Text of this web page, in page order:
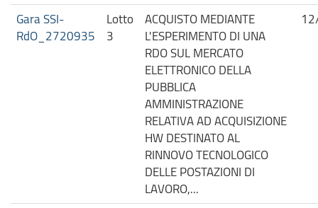
Gara SSI-
RdO_2720935
Lotto
3
ACQUISTO MEDIANTE
L'ESPERIMENTO DI UNA
RDO SUL MERCATO
ELETTRONICO DELLA
PUBBLICA
AMMINISTRAZIONE
RELATIVA AD ACQUISIZIONE
HW DESTINATO AL
RINNOVO TECNOLOGICO
DELLE POSTAZIONI DI
LAVORO,...